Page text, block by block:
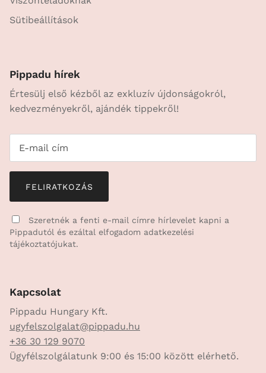
Sütibeállítások
Pippadu hírek
Értesülj első kézből az exkluzív újdonságokról,
kedvezményekről, ajándék tippekről!
FELIRATKOZÁS
Szeretnék a fenti e-mail címre hírlevelet kapni a
Pippadutól és ezáltal elfogadom adatkezelési
tájékoztatójukat.
Kapcsolat
Pippadu Hungary Kft.
ugyfelszolgalat@pippadu.hu
+36 30 129 9070
Ügyfélszolgálatunk 9:00 és 15:00 között elérhető.